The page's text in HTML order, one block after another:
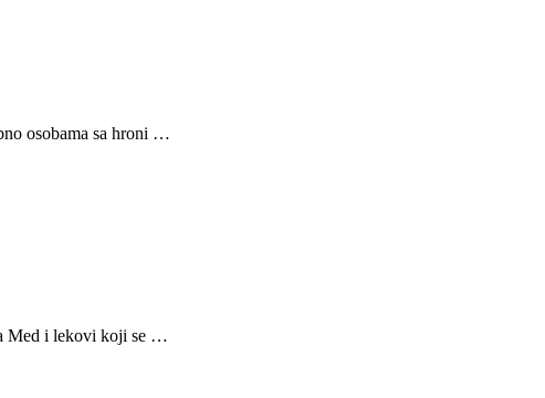
osobama sa hroni …
Med i lekovi koji se …